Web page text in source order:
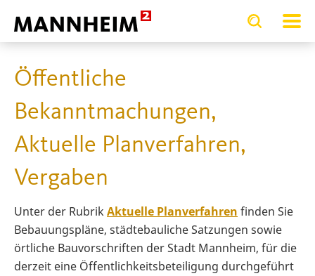
Toggle
search
input
Toggle
search
input
Öffentliche
Bekanntmachungen,
Aktuelle Planverfahren,
Vergaben
Unter der Rubrik Aktuelle Planverfahren finden Sie
Bebauungspläne, städtebauliche Satzungen sowie
örtliche Bauvorschriften der Stadt Mannheim, für die
derzeit eine Öffentlichkeitsbeteiligung durchgeführt